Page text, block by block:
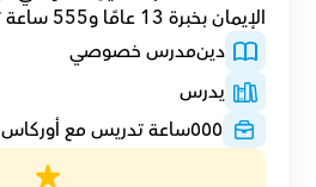
الإيمان بخبرة 13 عامًا و555 ساعة تدريس.
دينمدرس خصوصي
يدرس
٥٥٥ساعة تدريس مع أوركاس